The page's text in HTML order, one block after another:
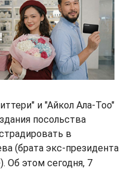
и "Айкол Ала-Тоо"
посольства
в
(брата экс-президента
). Об этом сегодня, 7